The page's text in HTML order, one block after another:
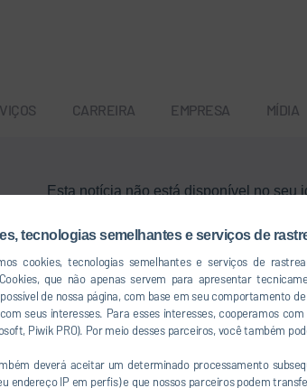
tecnologias semelhantes e serviços de
cookies, tecnologias semelhantes e serviços de
que não apenas servem para apresentar
de nossa página, com base em seu comportamento
seus interesses. Para esses interesses, cooperamos
Piwik PRO). Por meio desses parceiros, você também
deverá aceitar um determinado processamento
endereço IP em perfis) e que nossos parceiros podem
CARREIRA EMPRESA MÍDIA
Esta notícia não está disponível no seu
Voltar ao menu principal